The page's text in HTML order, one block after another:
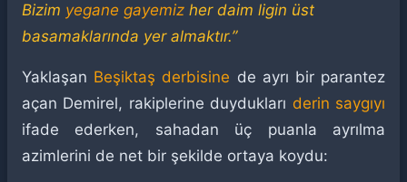
Bizim yegane gayemiz her daim ligin üst
basamaklarında yer almaktır.”
Yaklaşan Beşiktaş derbisine de ayrı bir parantez
açan Demirel, rakiplerine duydukları derin saygıyı
ifade ederken, sahadan üç puanla ayrılma
azimlerini de net bir şekilde ortaya koydu: